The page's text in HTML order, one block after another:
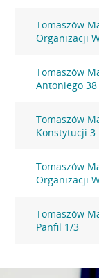
Tomaszów
Organizacji
Tomaszów
Antoniego 38
Tomaszów
Konstytucji 3
Tomaszów
Organizacji
Tomaszów
Panfil 1/3